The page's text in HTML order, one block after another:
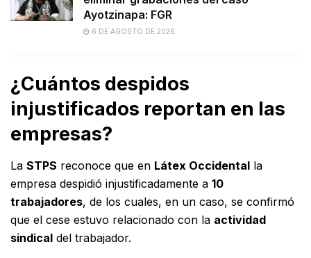
Ayotzinapa: FGR
6 DE AGOSTO DE 2026
¿Cuántos despidos
injustificados reportan en las
empresas?
La STPS reconoce que en Látex Occidental la
empresa despidió injustificadamente a 10
trabajadores, de los cuales, en un caso, se confirmó
que el cese estuvo relacionado con la actividad
sindical del trabajador.